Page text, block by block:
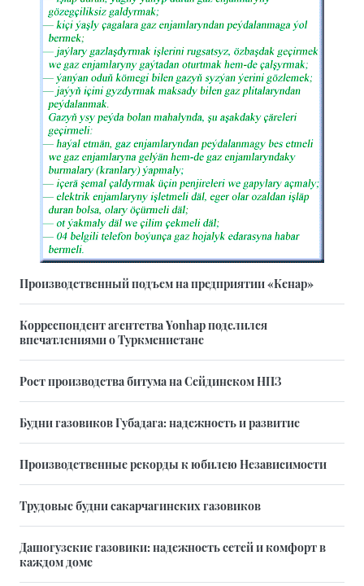
Производственный подъем на предприятии «Кенар»
Корреспондент агентства Yonhap поделился
впечатлениями о Туркменистане
Рост производства битума на Сейдинском НПЗ
Будни газовиков Губадага: надежность и развитие
Производственные рекорды к юбилею Независимости
Трудовые будни сакарчагинских газовиков
Дашогузские газовики: надежность сетей и комфорт в
каждом доме